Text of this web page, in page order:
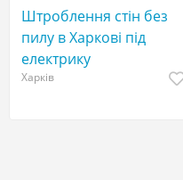
Штроблення стін без
пилу в Харкові під
електрику
Харків